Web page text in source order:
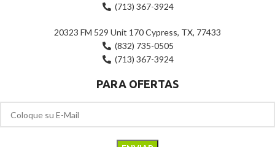
(713) 367-3924
20323 FM 529 Unit 170 Cypress, TX, 77433
(832) 735-0505
(713) 367-3924
PARA OFERTAS